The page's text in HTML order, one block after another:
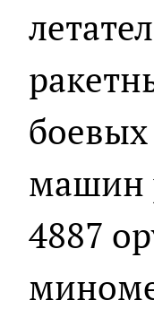
машин
4887